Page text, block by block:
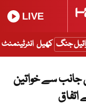
LIVE
جنگ کھیل انٹرٹینمنٹ
جانب سے خواتین
اتفاق